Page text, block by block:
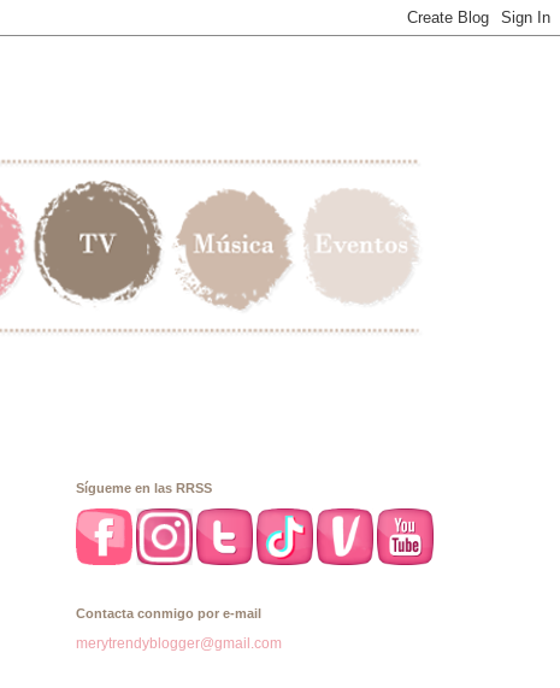
Sígueme en las RRSS
Contacta conmigo por e-mail
merytrendyblogger@gmail.com